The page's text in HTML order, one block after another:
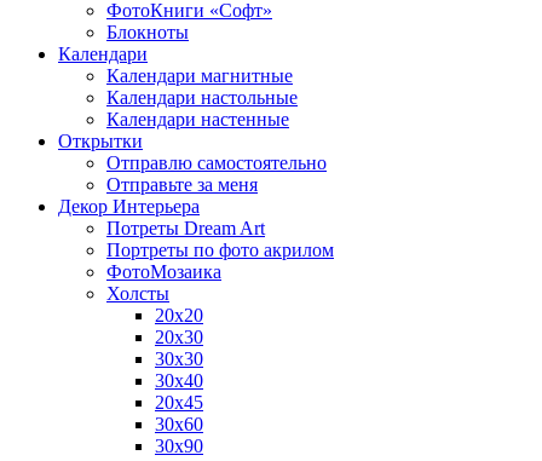
ФотоКниги «Софт»
Блокноты
Календари
Календари магнитные
Календари настольные
Календари настенные
Открытки
Отправлю самостоятельно
Отправьте за меня
Декор Интерьера
Потреты Dream Art
Портреты по фото акрилом
ФотоМозаика
Холсты
20х20
20х30
30х30
30х40
20х45
30х60
30х90